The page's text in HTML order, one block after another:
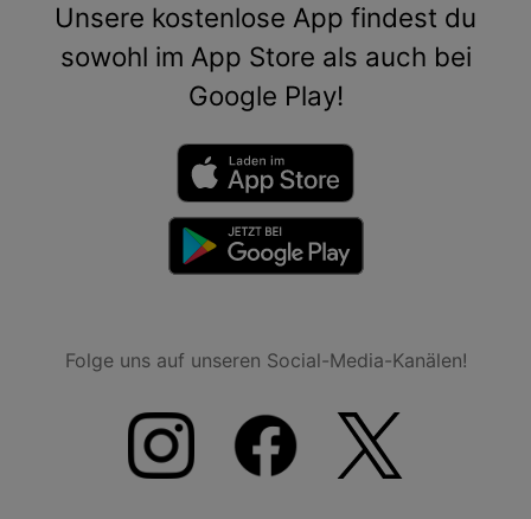
Unsere kostenlose App findest du
sowohl im App Store als auch bei
Google Play!
Folge uns auf unseren Social-Media-Kanälen!